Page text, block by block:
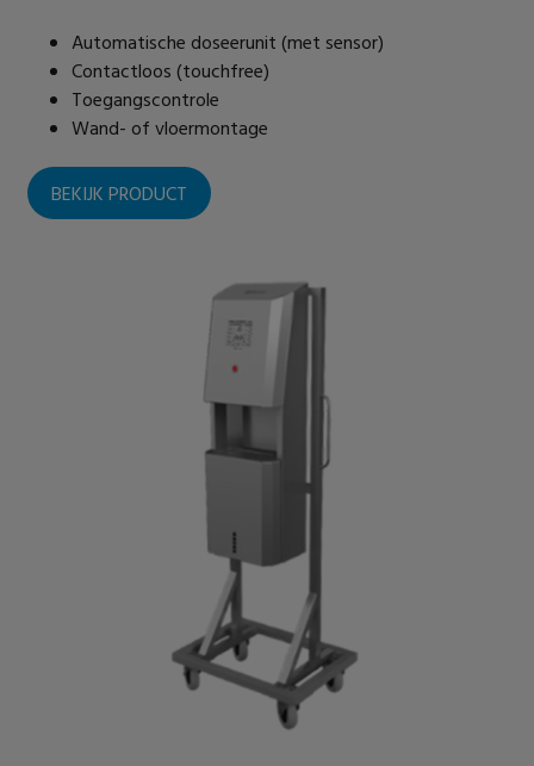
Automatische doseerunit (met sensor)
Contactloos (touchfree)
Toegangscontrole
Wand- of vloermontage
BEKIJK PRODUCT